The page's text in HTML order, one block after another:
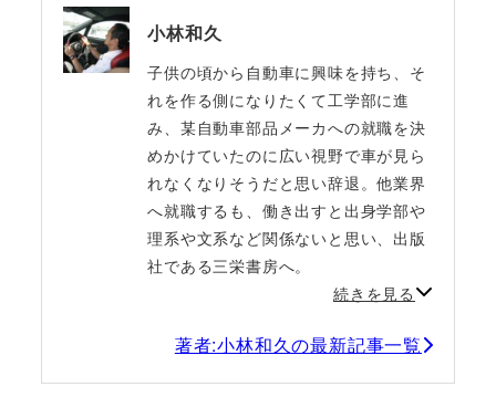
小林和久
子供の頃から自動車に興味を持ち、そ
れを作る側になりたくて工学部に進
み、某自動車部品メーカへの就職を決
めかけていたのに広い視野で車が見ら
れなくなりそうだと思い辞退。他業界
へ就職するも、働き出すと出身学部や
理系や文系など関係ないと思い、出版
社である三栄書房へ。
続きを見る
著者:小林和久の最新記事一覧